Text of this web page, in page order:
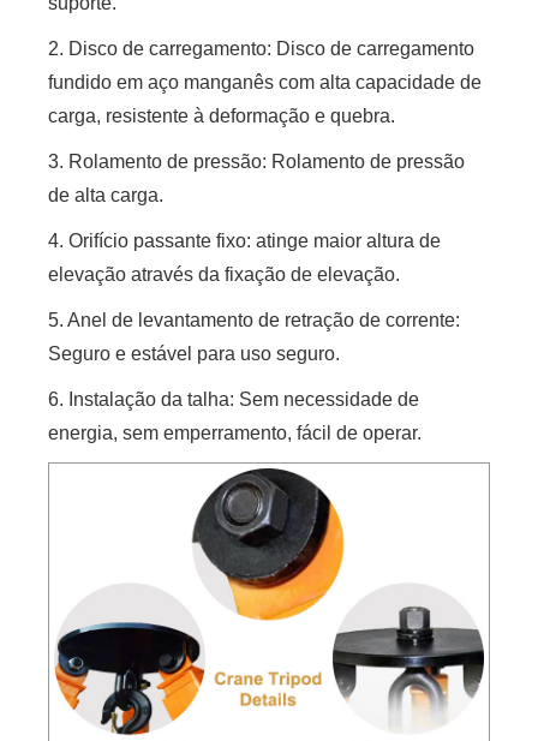
2. Disco de carregamento: Disco de carregamento
fundido em aço manganês com alta capacidade de
carga, resistente à deformação e quebra.
3. Rolamento de pressão: Rolamento de pressão
de alta carga.
4. Orifício passante fixo: atinge maior altura de
elevação através da fixação de elevação.
5. Anel de levantamento de retração de corrente:
Seguro e estável para uso seguro.
6. Instalação da talha: Sem necessidade de
energia, sem emperramento, fácil de operar.